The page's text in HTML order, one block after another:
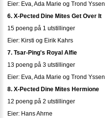
Eier: Eva, Ada Marie og Trond Yssen
6. X-Pected Dine Mites Get Over It
15 poeng på 1 utstillinger
Eier: Kirsti og Eirik Kahrs
7. Tsar-Ping's Royal Alfie
13 poeng på 3 utstillinger
Eier: Eva, Ada Marie og Trond Yssen
8. X-Pected Dine Mites Hermione
12 poeng på 2 utstillinger
Eier: Hans Ahrne